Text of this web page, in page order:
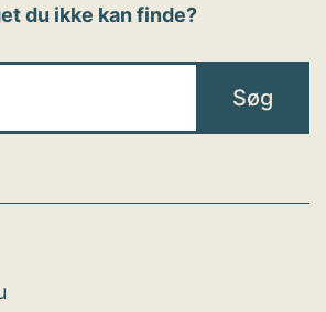
du ikke kan finde?